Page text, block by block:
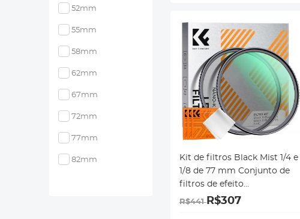
52mm
55mm
58mm
62mm
67mm
72mm
77mm
82mm
Kit de filtros Black Mist 1/4 e
1/8 de 77 mm Conjunto de
filtros de efeito
cinematográfico de difusão
R$441R$307